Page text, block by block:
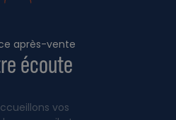
après-vente
écoute
vos